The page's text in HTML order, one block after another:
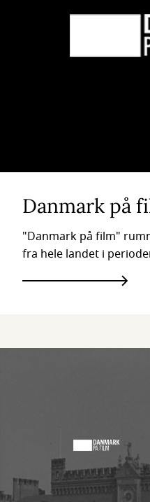
Danmark på
"Danmark på film"
fra hele landet i